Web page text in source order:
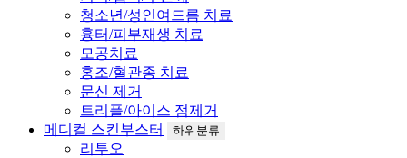
청소년/성인여드름 치료
흉터/피부재생 치료
모공치료
홍조/혈관종 치료
문신 제거
트리플/아이스 점제거
메디컬 스킨부스터
하위분류
리투오